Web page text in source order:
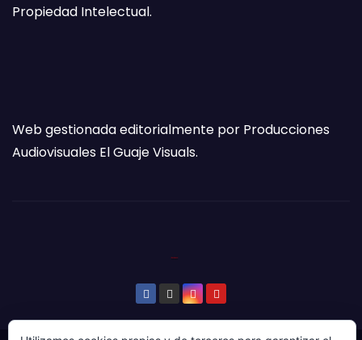
Propiedad Intelectual.
Web gestionada editorialmente por Producciones
Audiovisuales El Guaje Visuals.